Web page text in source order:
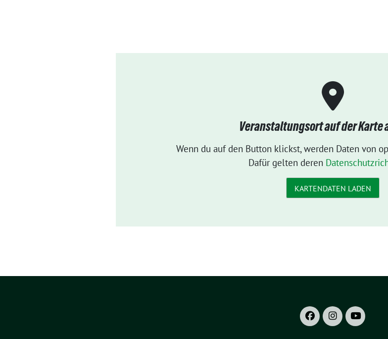
Veranstaltungsort auf der Karte
Wenn du auf den Button klickst, werden Daten von
Dafür gelten deren
KARTENDATEN LADEN